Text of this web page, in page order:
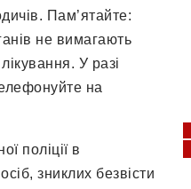
Пам’ятайте:
не вимагають
У разі
на
поліції в
зниклих безвісти